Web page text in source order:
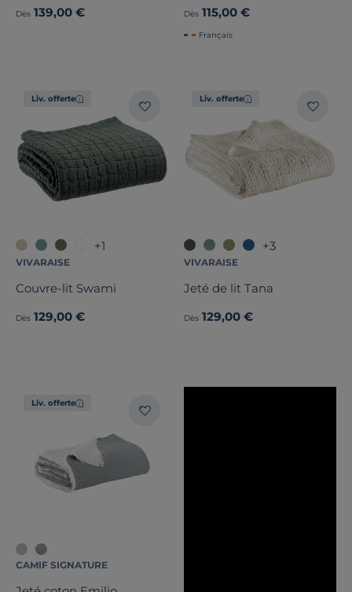
Dès 139,00 € Dès 115,00 €
Français
Liv. offerte
+1
VIVARAISE
Couvre-lit Swami
Dès 129,00 €
Liv. offerte
+3
VIVARAISE
Jeté de lit Tana
Dès 129,00 €
Liv. offerte
CAMIF SIGNATURE
Pays de fabrication